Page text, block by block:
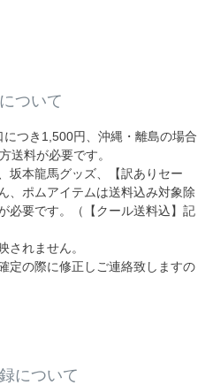
ついて
つき1,500円、沖縄・離島の場合
送料が必要です。
坂本龍馬グッズ、【訳ありセー
、ポムアイテムは送料込み対象除
必要です。（【クール送料込】記
されません。
定の際に修正しご連絡致しますの
について